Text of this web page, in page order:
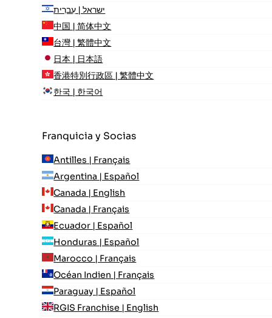
ישראל | עִברִית
中国 | 简体中文
台灣 | 繁體中文
日本 | 日本語
香港特別行政區 | 繁體中文
한국 | 한국어
Franquicia y Socias
Antilles | Français
Argentina | Español
Canada | English
Canada | Français
Ecuador | Español
Honduras | Español
Marocco | Français
Océan Indien | Français
Paraguay | Español
RGIS Franchise | English